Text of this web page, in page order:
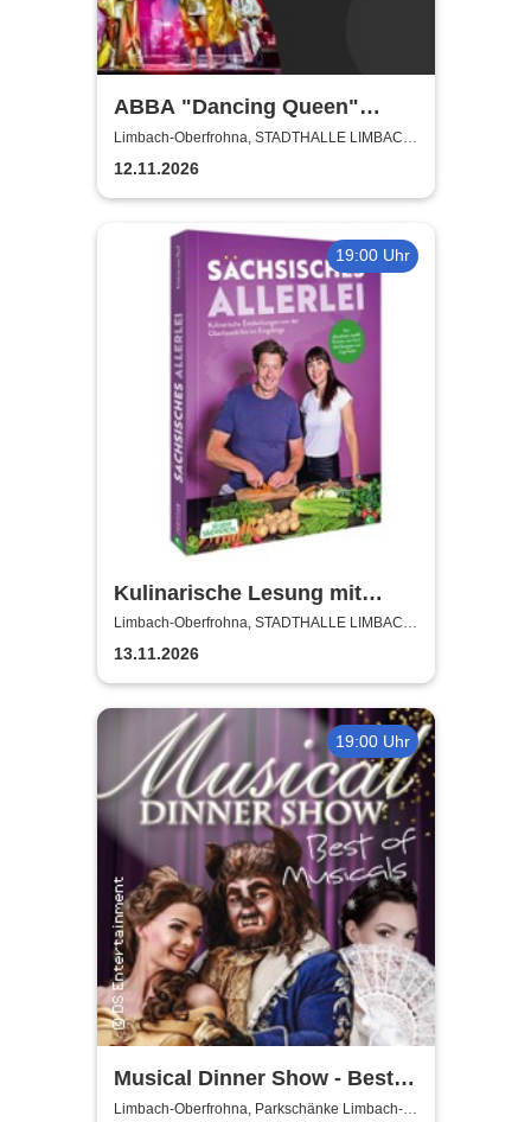
ABBA "Dancing Queen"
Show 2026
Limbach-Oberfrohna, STADTHALLE LIMBACH-
OBERFROHNA
12.11.2026
19:00 Uhr
Kulinarische Lesung mit
Kristina vom Dorf und Jörg
Färber
Limbach-Oberfrohna, STADTHALLE LIMBACH-
OBERFROHNA
13.11.2026
19:00 Uhr
Musical Dinner Show - Best
of Musicals
Limbach-Oberfrohna, Parkschänke Limbach-